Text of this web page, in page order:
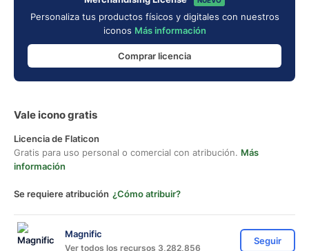
Personaliza tus productos físicos y digitales con nuestros
iconos Más información
Comprar licencia
Vale icono gratis
Licencia de Flaticon
Gratis para uso personal o comercial con atribución. Más
información
Se requiere atribución ¿Cómo atribuir?
Magnific
Ver todos los recursos 3,282,856
Seguir